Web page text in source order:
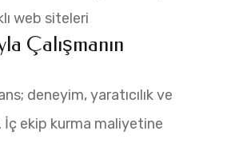
web siteleri
Çalışmanın
deneyim, yaratıcılık ve
ekip kurma maliyetine